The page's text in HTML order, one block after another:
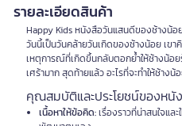
รายละเอียดสินค้า
Happy Kids หนังสือวันแสนดีของช้างน้อ
วันนี้เป็นวันคล้ายวันเกิดของช้างน้อย เข
เหตุการณ์ที่เกิดขึ้นกลับตอกย้ำให้ช้างน้อย
เศร้ามาก สุดท้ายแล้ว อะไรที่จะทำให้ช้าง
คุณสมบัติและประโยชน์ของหนั
เนื้อหาให้ข้อคิด:เรื่องราวที่น่าสนใจแล